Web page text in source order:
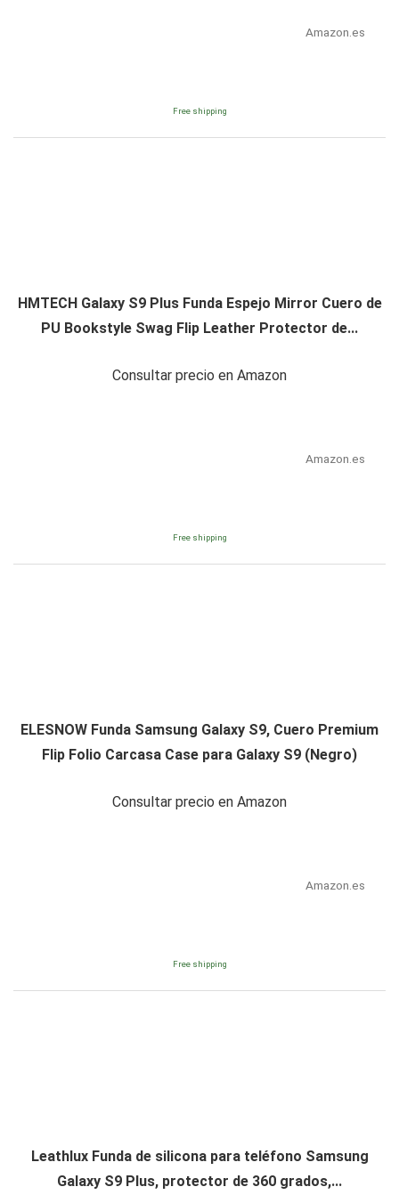
Amazon.es
Free shipping
HMTECH Galaxy S9 Plus Funda Espejo Mirror Cuero de
PU Bookstyle Swag Flip Leather Protector de...
Consultar precio en Amazon
Amazon.es
Free shipping
ELESNOW Funda Samsung Galaxy S9, Cuero Premium
Flip Folio Carcasa Case para Galaxy S9 (Negro)
Consultar precio en Amazon
Amazon.es
Free shipping
Leathlux Funda de silicona para teléfono Samsung
Galaxy S9 Plus, protector de 360 ​​grados,...